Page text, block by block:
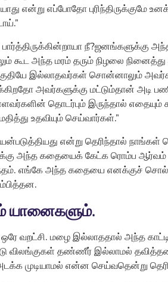
என்று எப்போதோ புரிந்திருக்குமே
நீ?ஜனங்களுக்கு
கூட அந்த மரம் தரும் நிழலை
இல்லாதவர்கள் சொன்னாலும்
அவர்களுக்கு மட்டும்தான் அடி
தொடர்பும் இருந்தால் எதையும்
உதவியும் செய்வார்கள்.”
என்று தெரிந்தால் நாங்கள்
அந்த கதையைக் கேட்க ரொம்ப ஆர்வம்
எங்கே அந்த கதையை எனக்குச்
யானைகளும்.
வறட்சி. மழை இல்லாததால் அந்த
விலங்குகள் தண்ணீர் இல்லாமல்
முடியாமல் என்ன செய்வதென்று